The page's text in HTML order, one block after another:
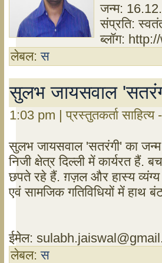
जन्म:
संप्रति:
ब्लॉग:
लेबल:स
सुलभ जायसवाल
1:03 pm | प्रस्तुतकर्ता साहित्य -
सुलभ जायसवाल 'सतरंगी' का
निजी क्षेत्र दिल्ली में कार्यरत
छपते रहे हैं. ग़ज़ल और हास्य व्यंग्य
एवं सामजिक गतिविधियों में हाथ
ईमेल:
लेबल:स